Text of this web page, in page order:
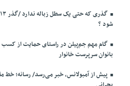
شود ؟
گام مهم جم‌پیلن در راستای حمایت از کسب
بانوان سرپرست خانوار
پیش از آمبولانس، خبر می‌رسد/ رسانه؛ خط